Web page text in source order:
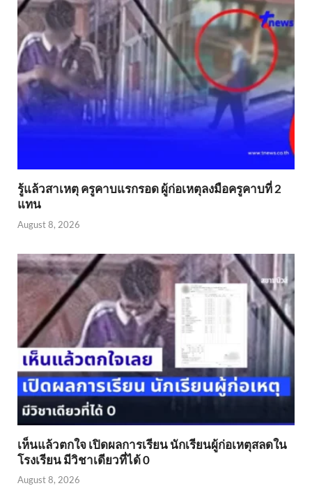
รู้แล้วสาเหตุ ครูคาบแรกรอด ผู้ก่อเหตุลงมือครูคาบที่ 2
แทน
August 8, 2026
เห็นแล้วตกใจ เปิดผลการเรียน นักเรียนผู้ก่อเหตุสลดใน
โรงเรียน มีวิชาเดียวที่ได้ 0
August 8, 2026